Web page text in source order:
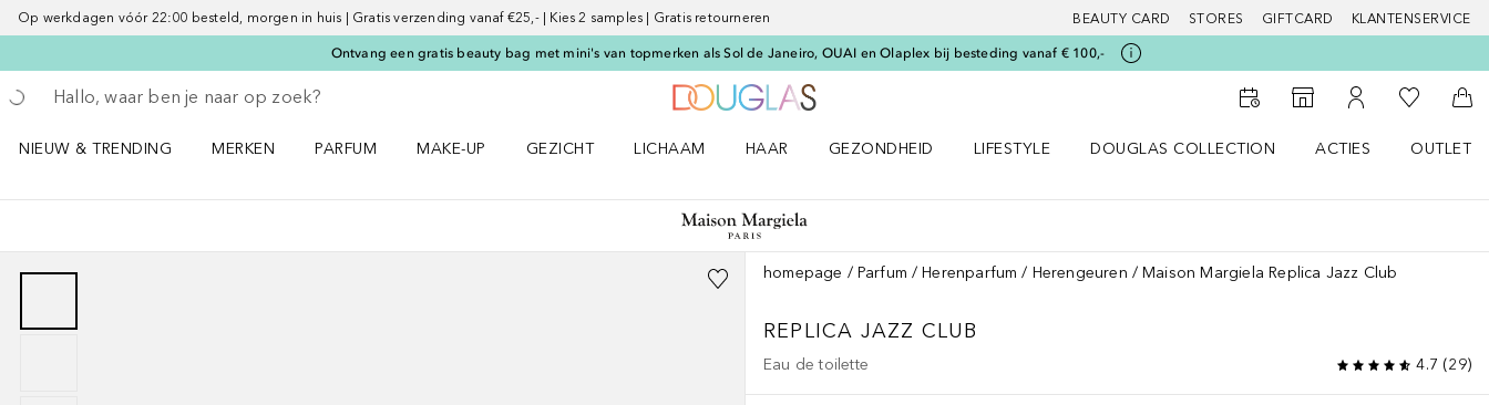
Op werkdagen vóór 22:00 besteld, morgen in huis | Gratis verzending vanaf €25,- | Kies 2 samples | Gratis retourneren BEAUTY CARD STORES GIFTCARD KLANTENSERVICE
Ontvang een gratis beauty bag met mini's van topmerken als Sol de Janeiro, OUAI en Olaplex bij besteding vanaf € 100,-
Ga terug
Zoekopdracht uitvoeren
Naar StorefinderNaar Mijn Account
Naar Mijn
NIEUW & TRENDING
MERKEN
PARFUM
MAKE-UP
GEZICHT
LICHAAM
HAAR
GEZONDHEID
LIFESTYLE
DOUGLAS COLLECTION
ACTIES
OUTLET
homepage Parfum Herenparfum Herengeuren Maison Margiela Replica Jazz Club
REPLICA JAZZ CLUB
Eau de toilette 4.7 (29)